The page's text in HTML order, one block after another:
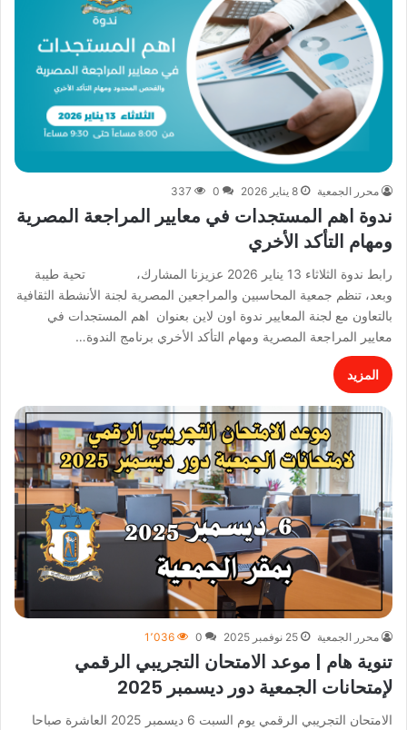
محرر الجمعية 8 يناير 2026 0
337
ندوة اهم المستجدات في معايير المراجعة المصرية
ومهام التأكد الأخري
رابط ندوة الثلاثاء 13 يناير 2026 عزيزنا المشارك، تحية طيبة
وبعد، تنظم جمعية المحاسبين والمراجعين المصرية لجنة الأنشطة الثقافية
بالتعاون مع لجنة المعايير ندوة اون لاين بعنوان اهم المستجدات في
معايير المراجعة المصرية ومهام التأكد الأخري برنامج الندوة…
المزيد
محرر الجمعية 25 نوفمبر 2025 0 1٬036
تنوية هام | موعد الامتحان التجريبي الرقمي
لإمتحانات الجمعية دور ديسمبر 2025
الامتحان التجريبي الرقمي يوم السبت 6 ديسمبر 2025 العاشرة صباحا